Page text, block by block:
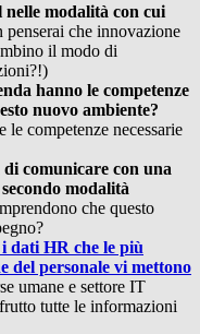
modalità con cui
penserai che innovazione
il modo di
hanno le competenze
nuovo ambiente?
le competenze necessarie
di comunicare con una
modalità
che questo
dati HR che le più
del personale vi mettono
umane e settore IT
tutte le informazioni